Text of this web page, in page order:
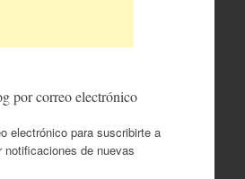
por correo electrónico
electrónico para suscribirte a
de nuevas